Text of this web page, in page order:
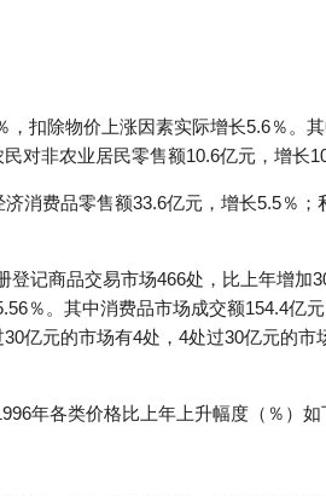
扣除物价上涨因素实际增长5.6％。
对非农业居民零售额10.6亿元，增长10
消费品零售额33.6亿元，增长5.5％；
记商品交易市场466处，比上年增加
％。其中消费品市场成交额154.4亿
亿元的市场有4处，4处过30亿元的市
年各类价格比上年上升幅度（％）如